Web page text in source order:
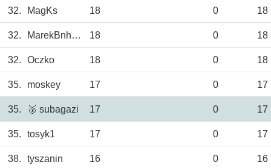
32. MagKs 18 0 18
32. MarekBnh85 18 0 18
32. Oczko 18 0 18
35. moskey 17 0 17
35. 🥉 subagazi 17 0 17
35. tosyk1 17 0 17
38. tyszanin 16 0 16